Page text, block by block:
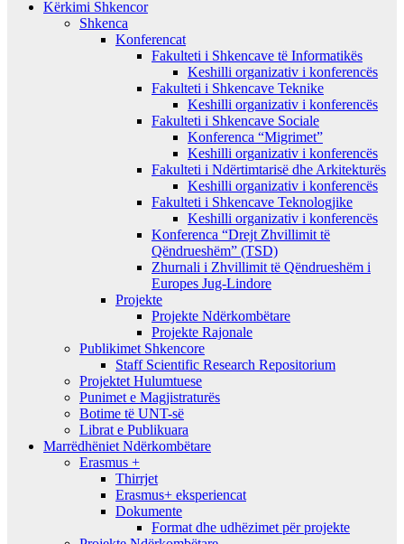
Kërkimi Shkencor
Shkenca
Konferencat
Fakulteti i Shkencave të Informatikës
Keshilli organizativ i konferencës
Fakulteti i Shkencave Teknike
Keshilli organizativ i konferencës
Fakulteti i Shkencave Sociale
Konferenca “Migrimet”
Keshilli organizativ i konferencës
Fakulteti i Ndërtimtarisë dhe Arkitekturës
Keshilli organizativ i konferencës
Fakulteti i Shkencave Teknologjike
Keshilli organizativ i konferencës
Konferenca “Drejt Zhvillimit të
Qëndrueshëm” (TSD)
Zhurnali i Zhvillimit të Qëndrueshëm i
Europes Jug-Lindore
Projekte
Projekte Ndërkombëtare
Projekte Rajonale
Publikimet Shkencore
Staff Scientific Research Repositorium
Projektet Hulumtuese
Punimet e Magjistraturës
Botime të UNT-së
Librat e Publikuara
Marrëdhëniet Ndërkombëtare
Erasmus +
Thirrjet
Erasmus+ eksperiencat
Dokumente
Format dhe udhëzimet për projekte